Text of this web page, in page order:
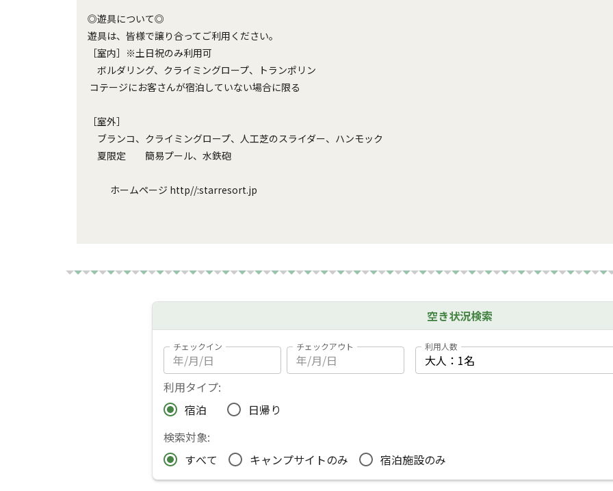
◎遊具について◎
遊具は、皆様で譲り合ってご利用ください。
［室内］※土日祝のみ利用可
ボルダリング、クライミングロープ、トランポリン
［室外］
ブランコ、クライミングロープ、人工芝のスライダー、ハンモック
夏限定　　簡易プール、水鉄砲
空き状況検索
チェックイン チェックアウト 利用人数
利用タイプ:
宿泊
日帰り
検索対象:
すべて
キャンプサイトのみ 宿泊施設のみ